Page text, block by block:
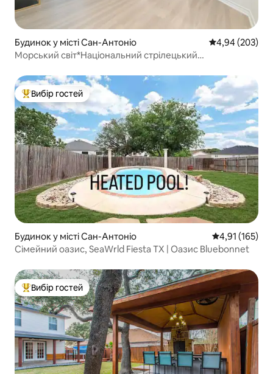
Будинок у місті Сан-Антоніо Середня
4,94 (203)
Морський світ*Національний стрілецький
Топ вибір гостей
Вибір гостей
Будинок у місті Сан-Антоніо Середня
4,91 (165)
Сімейний оазис, SeaWrld Fiesta TX | Оазис Bluebonnet
Топ вибір гостей
Вибір гостей